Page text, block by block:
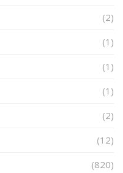
(2)
(1)
(1)
(1)
(2)
(12)
(820)